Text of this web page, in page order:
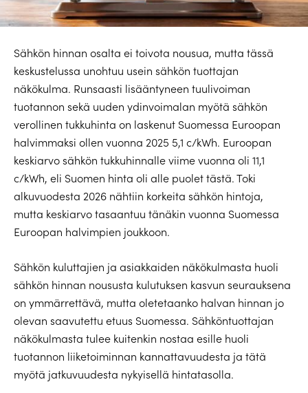
Sähkön hinnan osalta ei toivota nousua, mutta tässä
keskustelussa unohtuu usein sähkön tuottajan
näkökulma. Runsaasti lisääntyneen tuulivoiman
tuotannon sekä uuden ydinvoimalan myötä sähkön
verollinen tukkuhinta on laskenut Suomessa Euroopan
halvimmaksi ollen vuonna 2025 5,1 c/kWh. Euroopan
keskiarvo sähkön tukkuhinnalle viime vuonna oli 11,1
c/kWh, eli Suomen hinta oli alle puolet tästä. Toki
alkuvuodesta 2026 nähtiin korkeita sähkön hintoja,
mutta keskiarvo tasaantuu tänäkin vuonna Suomessa
Euroopan halvimpien joukkoon.
Sähkön kuluttajien ja asiakkaiden näkökulmasta huoli
sähkön hinnan noususta kulutuksen kasvun seurauksena
on ymmärrettävä, mutta oletetaanko halvan hinnan jo
olevan saavutettu etuus Suomessa. Sähköntuottajan
näkökulmasta tulee kuitenkin nostaa esille huoli
tuotannon liiketoiminnan kannattavuudesta ja tätä
myötä jatkuvuudesta nykyisellä hintatasolla.